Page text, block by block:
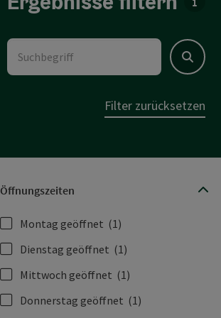
Suchbegriff
Suchen
Filter zurücksetzen
Öffnungszeiten
Montag geöffnet (1)
Dienstag geöffnet (1)
Mittwoch geöffnet (1)
Donnerstag geöffnet (1)